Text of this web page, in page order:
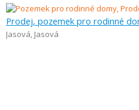
Prodej, pozemek pro rodinné
Jasová, Jasová